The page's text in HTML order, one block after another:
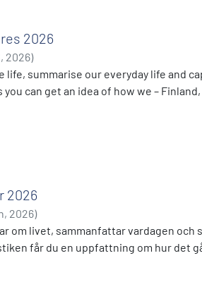
2026
, 2026)
life, summarise our everyday life and
can get an idea of how we – Finland,
2026
, 2026)
om livet, sammanfattar vardagen och
får du en uppfattning om hur det